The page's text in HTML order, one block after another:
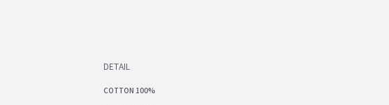
DETAIL
COTTON 100%